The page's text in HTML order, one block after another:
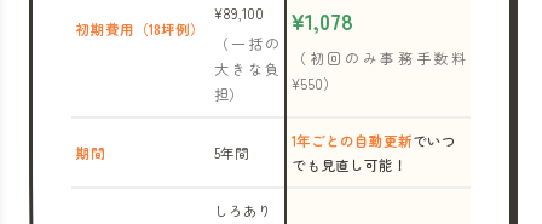
初期費用（18坪例）
¥89,100
（一括の
大きな負
担）
¥1,078
（初回のみ事務手数料
¥550）
期間 5年間
1年ごとの自動更新でいつ
でも見直し可能！
しろあり